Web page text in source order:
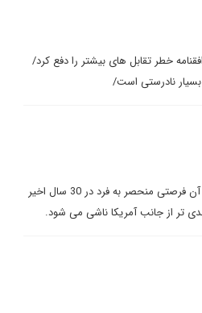
خطر تقابل های بیشتر را دفع کرد/
نادرستی است/
در حالی که هر دو طرف می توانند توافقنامه مقدماتی نوامبر را تضعیف کنند و به همراه آن فرصتی منحصر به فرد در 30 سال اخیر
تر از جانب آمریکا ناشی می شود.